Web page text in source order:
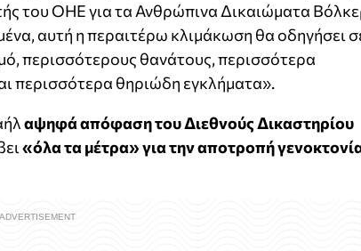
του ΟΗΕ για τα Ανθρώπινα Δικαιώματα
αυτή η περαιτέρω κλιμάκωση θα οδηγήσει
περισσότερους θανάτους, περισσότερα
περισσότερα θηριώδη εγκλήματα».
αψηφά απόφαση του Διεθνούς Δικαστηρίου
«όλα τα μέτρα» για την αποτροπή